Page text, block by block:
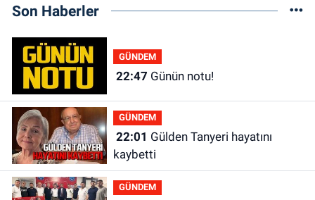
Son Haberler
GÜNDEM
22:47 Günün notu!
GÜNDEM
22:01
kaybetti
GÜNDEM